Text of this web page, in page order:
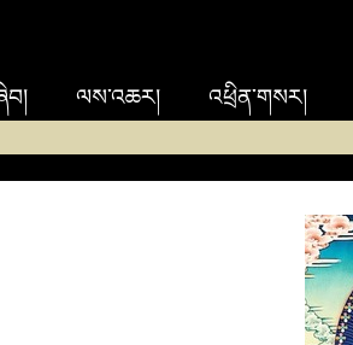
ལས་འཆར། འཕྲིན་གསར།